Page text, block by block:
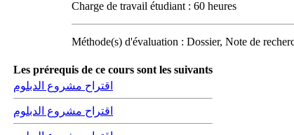
Charge de travail étudiant : 60 heures
Méthode(s) d'évaluation : Dossier, Note de
Les prérequis de ce cours sont les suivants
اقتراح مشروع الدبلوم
اقتراح مشروع الدبلوم